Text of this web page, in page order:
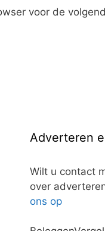
voor de
Adverteren
Wilt u contact
over
ons op